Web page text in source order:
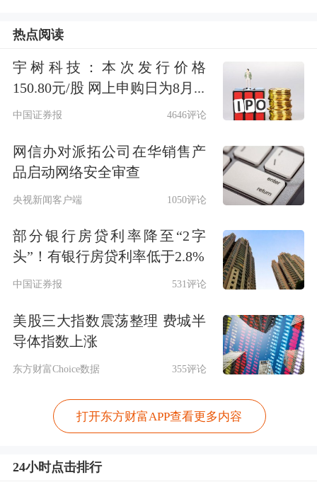
新股方面，BLSH美国IPO首日收涨超
CoreWeave收跌近21%，创美国IPO以来
热点阅读
宇树科技：本次发行价格
150.80元/股 网上申购日为8月...
中国证券报 4646评论
网信办对派拓公司在华销售产
品启动网络安全审查
央视新闻客户端 1050评论
部分银行房贷利率降至“2字
头”！有银行房贷利率低于2.8%
中国证券报 531评论
美股三大指数震荡整理 费城半
导体指数上涨
东方财富Choice数据 355评论
打开东方财富APP查看更多内容
24小时点击排行